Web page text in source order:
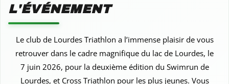
L'ÉVÉNEMENT
Le club de Lourdes Triathlon a l’immense plaisir de vous
retrouver dans le cadre magnifique du lac de Lourdes, le
7 juin 2026, pour la deuxième édition du Swimrun de
Lourdes, et Cross Triathlon pour les plus jeunes. Vous